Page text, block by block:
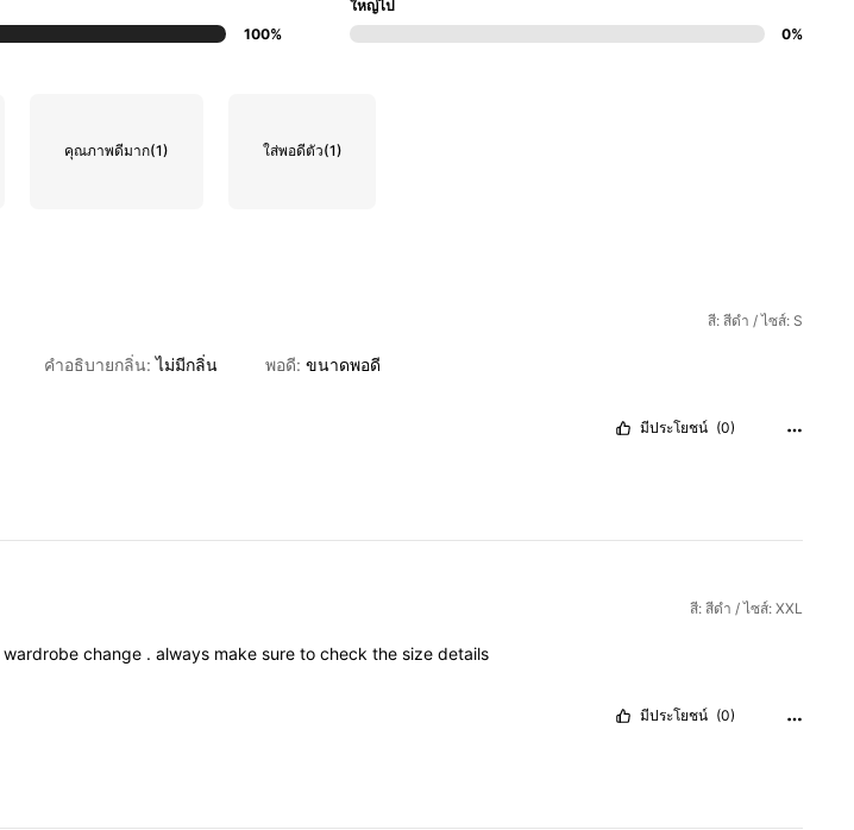
100%
ใหญ่ไป
0%
คุณภาพดีมาก(1) ใส่พอดีตัว(1)
สี: สีดำ / ไซส์: S
คำอธิบายกลิ่น:ไม่มีกลิ่น พอดี: ขนาดพอดี
มีประโยชน์ (0)
สี: สีดำ / ไซส์: XXL
wardrobe change . always make sure to check the size details
มีประโยชน์ (0)